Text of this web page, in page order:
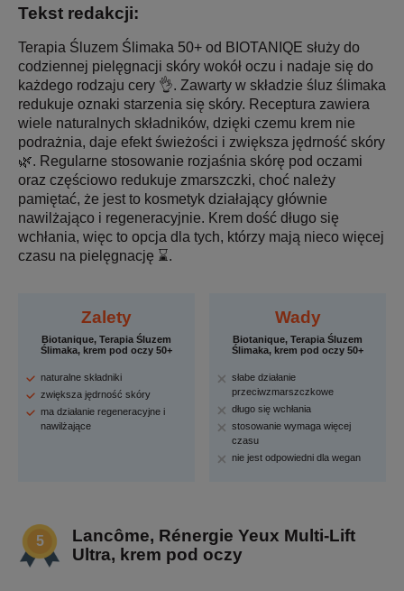
Tekst redakcji:
Terapia Śluzem Ślimaka 50+ od BIOTANIQE służy do
codziennej pielęgnacji skóry wokół oczu i nadaje się do
każdego rodzaju cery 👌. Zawarty w składzie śluz ślimaka
redukuje oznaki starzenia się skóry. Receptura zawiera
wiele naturalnych składników, dzięki czemu krem nie
podrażnia, daje efekt świeżości i zwiększa jędrność skóry
🌿. Regularne stosowanie rozjaśnia skórę pod oczami
oraz częściowo redukuje zmarszczki, choć należy
pamiętać, że jest to kosmetyk działający głównie
nawilżająco i regeneracyjnie. Krem dość długo się
wchłania, więc to opcja dla tych, którzy mają nieco więcej
czasu na pielęgnację ⌛.
Zalety
Biotanique, Terapia Śluzem
Ślimaka, krem pod oczy 50+
naturalne składniki
zwiększa jędrność skóry
ma działanie regeneracyjne i
nawilżające
Wady
Biotanique, Terapia Śluzem
Ślimaka, krem pod oczy 50+
słabe działanie
przeciwzmarszczkowe
długo się wchłania
stosowanie wymaga więcej
czasu
nie jest odpowiedni dla wegan
Lancôme, Rénergie Yeux Multi-Lift
Ultra, krem pod oczy